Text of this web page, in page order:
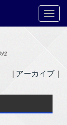
メ
ニ
| アーカイブ |